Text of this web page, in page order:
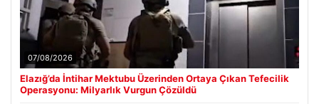
07/08/2026
Elazığ’da İntihar Mektubu Üzerinden Ortaya Çıkan Tefecilik
Operasyonu: Milyarlık Vurgun Çözüldü